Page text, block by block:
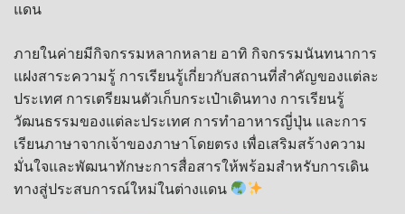
แดน
ภายในค่ายมีกิจกรรมหลากหลาย อาทิ กิจกรรมนันทนาการ
แฝงสาระความรู้ การเรียนรู้เกี่ยวกับสถานที่สำคัญของแต่ละ
ประเทศ การเตรียมนตัวเก็บกระเป๋าเดินทาง การเรียนรู้
วัฒนธรรมของแต่ละประเทศ การทำอาหารญี่ปุ่น และการ
เรียนภาษาจากเจ้าของภาษาโดยตรง เพื่อเสริมสร้างความ
มั่นใจและพัฒนาทักษะการสื่อสารให้พร้อมสำหรับการเดิน
ทางสู่ประสบการณ์ใหม่ในต่างแดน